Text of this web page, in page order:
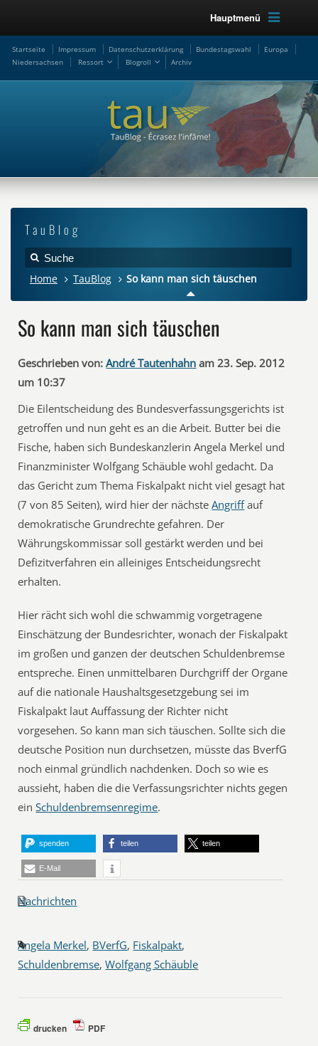
Hauptmenü
Startseite Impressum Datenschutzerklärung Bundestagswahl
Europa
Niedersachsen
Ressort Blogroll Archiv
TauBlog
Home TauBlog So kann man sich täuschen
So kann man sich täuschen
Geschrieben von: André Tautenhahn am 23. Sep. 2012
um 10:37
Die Eilentscheidung des Bundesverfassungsgerichts ist
getroffen und nun geht es an die Arbeit. Butter bei die
Fische, haben sich Bundeskanzlerin Angela Merkel und
Finanzminister Wolfgang Schäuble wohl gedacht. Da
das Gericht zum Thema Fiskalpakt nicht viel gesagt hat
(7 von 85 Seiten), wird hier der nächsteAngriffauf
demokratische Grundrechte gefahren. Der
Währungskommissar soll gestärkt werden und bei
Defizitverfahren ein alleiniges Entscheidungsrecht
erhalten.
Hier rächt sich wohl die schwammig vorgetragene
Einschätzung der Bundesrichter, wonach der Fiskalpakt
im großen und ganzen der deutschen Schuldenbremse
entspreche. Einen unmittelbaren Durchgriff der Organe
auf die nationale Haushaltsgesetzgebung sei im
Fiskalpakt laut Auffassung der Richter nicht
vorgesehen. So kann man sich täuschen. Sollte sich die
deutsche Position nun durchsetzen, müsste das BverfG
noch einmal gründlich nachdenken. Doch so wie es
aussieht, haben die die Verfassungsrichter nichts gegen
einSchuldenbremsenregime.
spenden teilen teilen
E-Mail
Nachrichten
Angela Merkel, BVerfG, Fiskalpakt,
Schuldenbremse,Wolfgang Schäuble
drucken PDF